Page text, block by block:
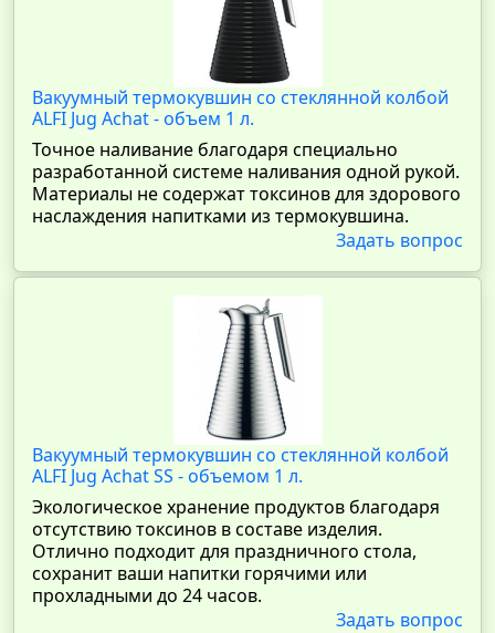
Вакуумный термокувшин со стеклянной колбой
ALFI Jug Achat - объем 1 л.
Точное наливание благодаря специально
разработанной системе наливания одной рукой.
Материалы не содержат токсинов для здорового
наслаждения напитками из термокувшина.
Задать вопрос
Вакуумный термокувшин со стеклянной колбой
ALFI Jug Achat SS - объемом 1 л.
Экологическое хранение продуктов благодаря
отсутствию токсинов в составе изделия.
Отлично подходит для праздничного стола,
сохранит ваши напитки горячими или
прохладными до 24 часов.
Задать вопрос